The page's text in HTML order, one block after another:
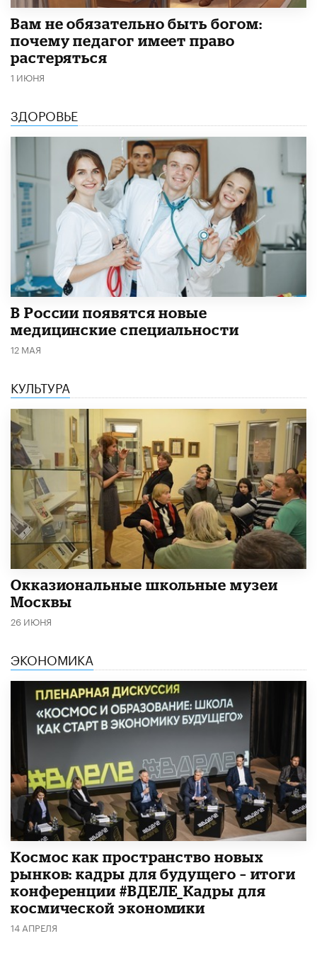
​Вам не обязательно быть богом:
почему педагог имеет право
растеряться
1 ИЮНЯ
ЗДОРОВЬЕ
В России появятся новые
медицинские специальности
12 МАЯ
КУЛЬТУРА
​Окказиональные школьные музеи
Москвы
26 ИЮНЯ
ЭКОНОМИКА
Космос как пространство новых
рынков: кадры для будущего – итоги
конференции #ВДЕЛЕ_Кадры для
космической экономики
14 АПРЕЛЯ